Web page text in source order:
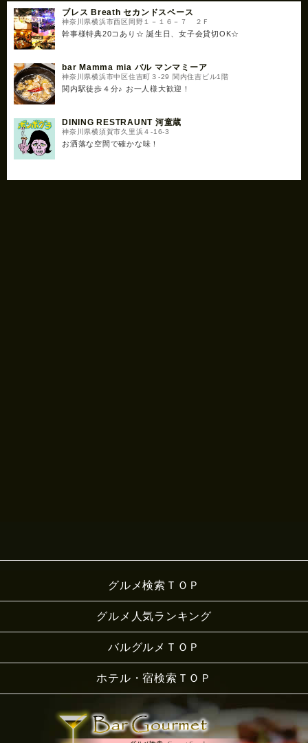
ブレス Breath セカンドスペース
神奈川県横浜市西区岡野１－１６－７ ２Ｆ
幹事様特典20コあり☆ 誕生日、女子会貸切OK☆
bar Mamma mia バル マンマミーア
神奈川県横浜市中区住吉町３-29 関内住吉ビル1階
関内駅徒歩４分♪ お一人様大歓迎！
DINING RESTRAUNT 河童蔵
神奈川県横須賀市久里浜４-16-3
お洒落な空間で確かな味！
グルメ検索ＴＯＰ
グルメ人気ランキング
バルグルメＴＯＰ
ホテル・宿検索ＴＯＰ